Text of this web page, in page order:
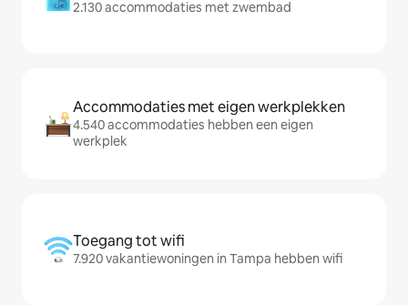
2.130 accommodaties met zwembad
Accommodaties met eigen werkplekken
4.540 accommodaties hebben een eigen
werkplek
Toegang tot wifi
7.920 vakantiewoningen in Tampa hebben wifi